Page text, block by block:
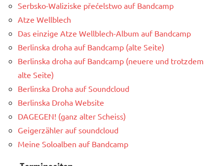
Serbsko-Waliziske přećelstwo auf Bandcamp
Atze Wellblech
Das einzige Atze Wellblech-Album auf Bandcamp
Berlinska droha auf Bandcamp (alte Seite)
Berlinska droha auf Bandcamp (neuere und trotzdem
alte Seite)
Berlinska Droha auf Soundcloud
Berlinska Droha Website
DAGEGEN! (ganz alter Scheiss)
Geigerzähler auf soundcloud
Meine Soloalben auf Bandcamp